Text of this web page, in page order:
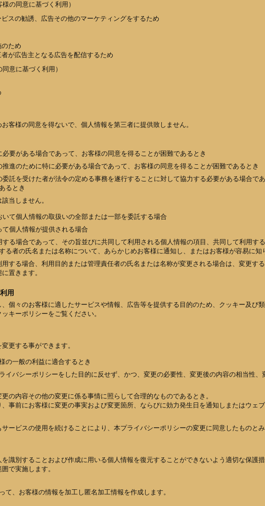
の同意に基づく利用）
スの勧誘、広告その他のマーケティングをするため
ため
が広告主となる広告を配信するため
意に基づく利用）
客様の同意を得ないで、個人情報を第三者に提供致しません。
要がある場合であって、お客様の同意を得ることが困難であるとき
進のために特に必要がある場合であって、お客様の同意を得ることが困難であるとき
委託を受けた者が法令の定める事務を遂行することに対して協力する必要がある場合で
るとき
当しません。
いて個人情報の取扱いの全部または一部を委託する場合
て個人情報が提供される場合
する場合であって、その旨並びに共同して利用される個人情報の項目、共同して利用す
る者の氏名または名称について、あらかじめお客様に通知し、またはお客様が容易に知
する場合、利用目的または管理責任者の氏名または名称が変更される場合は、変更す
置きます。
用
個々のお客様に適したサービスや情報、広告等を提供する目的のため、クッキー及び
キーポリシーをご覧ください。
更する事ができます。
の一般の利益に適合するとき
イバシーポリシーをした目的に反せず、かつ、変更の必要性、変更後の内容の相当性
の内容その他の変更に係る事情に照らして合理的なものであるとき。
事前にお客様に変更の事実および変更箇所、ならびに効力発生日を通知しまたはウェ
ービスの使用を続けることにより、本プライバシーポリシーの変更に同意したものとみ
識別することおよび作成に用いる個人情報を復元することができないよう適切な保護
で実施します。
、お客様の情報を加工し匿名加工情報を作成します。